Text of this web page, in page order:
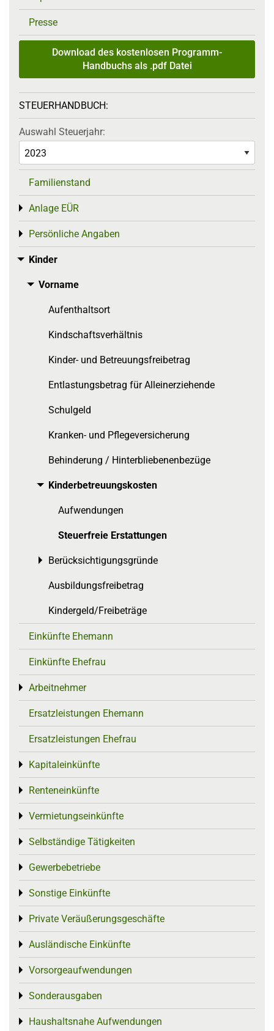
Presse
Download des kostenlosen Programm-
Handbuchs als .pdf Datei
STEUERHANDBUCH:
Auswahl Steuerjahr:
Familienstand
Anlage EÜR
Toggle menu
Persönliche Angaben
Toggle menu
Kinder
Toggle menu
Vorname
Toggle menu
Aufenthaltsort
Kindschaftsverhältnis
Kinder- und Betreuungsfreibetrag
Entlastungsbetrag für Alleinerziehende
Schulgeld
Kranken- und Pflegeversicherung
Behinderung / Hinterbliebenenbezüge
Kinderbetreuungskosten
Toggle menu
Aufwendungen
Steuerfreie Erstattungen
Berücksichtigungsgründe
Toggle menu
Ausbildungsfreibetrag
Kindergeld/Freibeträge
Einkünfte Ehemann
Einkünfte Ehefrau
Arbeitnehmer
Toggle menu
Ersatzleistungen Ehemann
Ersatzleistungen Ehefrau
Kapitaleinkünfte
Toggle menu
Renteneinkünfte
Toggle menu
Vermietungseinkünfte
Toggle menu
Selbständige Tätigkeiten
Toggle menu
Gewerbebetriebe
Toggle menu
Sonstige Einkünfte
Toggle menu
Private Veräußerungsgeschäfte
Toggle menu
Ausländische Einkünfte
Toggle menu
Vorsorgeaufwendungen
Toggle menu
Sonderausgaben
Toggle menu
Haushaltsnahe Aufwendungen
Toggle menu